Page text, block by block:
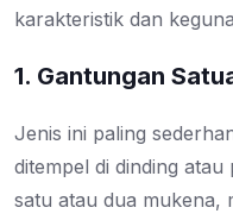
karakteristik dan
1. Gantungan
Jenis ini paling
ditempel di dinding
satu atau dua mukena,